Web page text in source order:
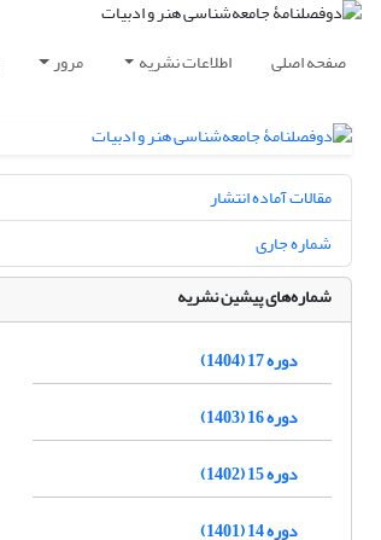
صفحه اصلی اطلاعات نشریه مرور
مقالات آماده انتشار
شماره جاری
شماره‌های پیشین نشریه
دوره 17 (1404)
دوره 16 (1403)
دوره 15 (1402)
دوره 14 (1401)